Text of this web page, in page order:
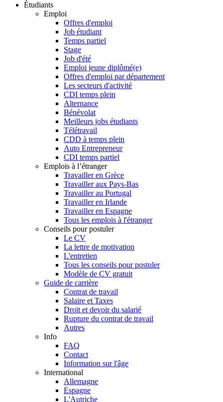
Étudiants
Emploi
Offres d'emploi
Job étudiant
Temps partiel
Stage
Job d'été
Emploi jeune diplômé(e)
Offres d'emploi par département
Les secteurs d'activité
CDI temps plein
Alternance
Bénévolat
Meilleurs jobs étudiants
Télétravail
CDD à temps plein
Auto Entrepreneur
CDI temps partiel
Emplois à l’étranger
Travailler en Grèce
Travailler aux Pays-Bas
Travailler au Portugal
Travailler en Irlande
Travailler en Espagne
Tous les emplois à l'étranger
Conseils pour postuler
Le CV
La lettre de motivation
L'entretien
Tous les conseils pour postuler
Modèle de CV gratuit
Guide de carrière
Contrat de travail
Salaire et Taxes
Droit et devoir du salarié
Rupture du contrat de travail
Autres
Info
FAQ
Contact
Information sur l'âge
International
Allemagne
Espagne
L'Autriche